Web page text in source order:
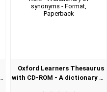
Oxford Learners Thesaurus
with CD-ROM - A dictionary of